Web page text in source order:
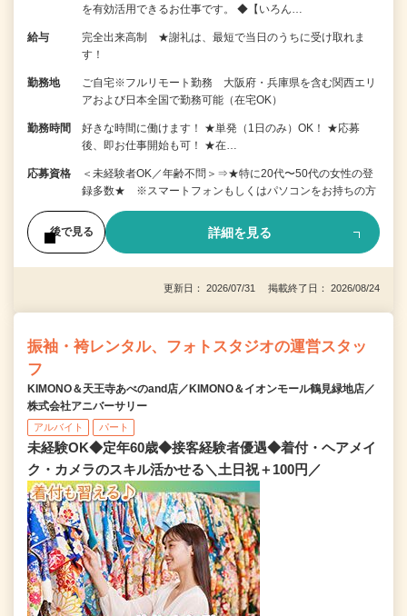
を有効活用できるお仕事です。 ◆【いろん…
給与
完全出来高制 ★謝礼は、最短で当日のうちに受け取れま
す！
勤務地
ご自宅※フルリモート勤務 大阪府・兵庫県を含む関西エリ
アおよび日本全国で勤務可能（在宅OK）
勤務時間
好きな時間に働けます！ ★単発（1日のみ）OK！ ★応募
後、即お仕事開始も可！ ★在…
応募資格
＜未経験者OK／年齢不問＞⇒★特に20代〜50代の女性の登
録多数★ ※スマートフォンもしくはパソコンをお持ちの方
後で見る 詳細を見る
更新日： 2026/07/31 掲載終了日： 2026/08/24
振袖・袴レンタル、フォトスタジオの運営スタッ
フ
KIMONO＆天王寺あべのand店／KIMONO＆イオンモール鶴見緑地店／
株式会社アニバーサリー
アルバイト パート
未経験OK◆定年60歳◆接客経験者優遇◆着付・ヘアメイ
ク・カメラのスキル活かせる＼土日祝＋100円／